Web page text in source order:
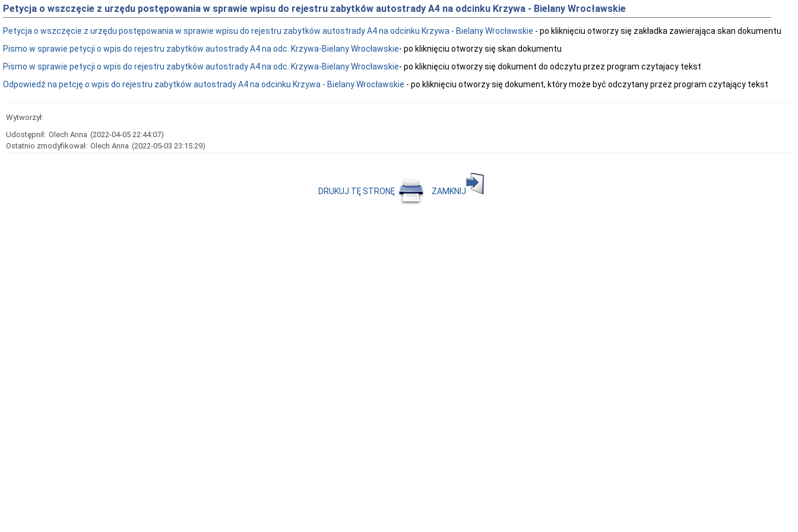
Petycja o wszczęcie z urzędu postępowania w sprawie wpisu do rejestru zabytków autostrady A4 na odcinku Krzywa - Bielany Wrocławskie
Petycja o wszczęcie z urzędu postępowania w sprawie wpisu do rejestru zabytków autostrady A4 na odcinku Krzywa - Bielany Wrocławskie - po kliknięciu otworzy się zakładka zawierająca skan dokumentu
Pismo w sprawie petycji o wpis do rejestru zabytków autostrady A4 na odc. Krzywa-Bielany Wrocławskie- po kliknięciu otworzy się skan dokumentu
Pismo w sprawie petycji o wpis do rejestru zabytków autostrady A4 na odc. Krzywa-Bielany Wrocławskie- po kliknięciu otworzy się dokument do odczytu przez program czytajacy tekst
Odpowiedź na petcję o wpis do rejestru zabytków autostrady A4 na odcinku Krzywa - Bielany Wrocławskie - po kliknięciu otworzy się dokument, który może być odczytany przez program czytający tekst
Wytworzył:
Udostępnił: Olech Anna (2022-04-05 22:44:07)
Ostatnio zmodyfikował: Olech Anna (2022-05-03 23:15:29)
DRUKUJ TĘ STRONĘ ZAMKNIJ